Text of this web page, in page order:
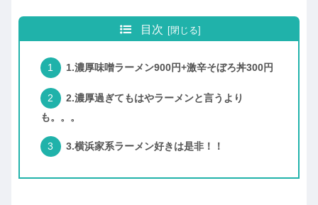
目次
1.濃厚味噌ラーメン900円+激辛そぼろ丼300円
2.濃厚過ぎてもはやラーメンと言うより
も。。。
3.横浜家系ラーメン好きは是非！！